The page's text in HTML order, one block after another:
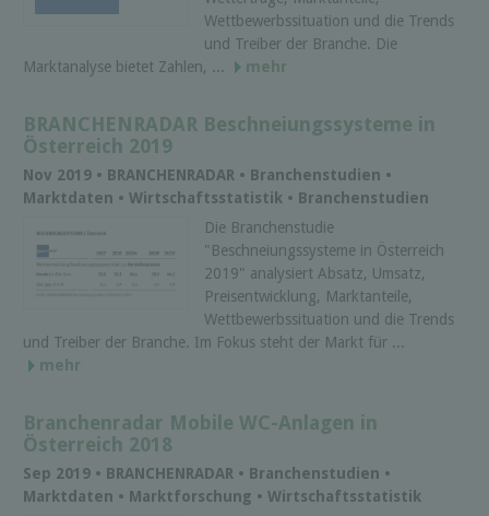
Wettbewerbssituation und die Trends
und Treiber der Branche. Die
Marktanalyse bietet Zahlen, ...
mehr
BRANCHENRADAR Beschneiungssysteme in
Österreich 2019
Nov 2019 • BRANCHENRADAR • Branchenstudien •
Marktdaten • Wirtschaftsstatistik • Branchenstudien
Die Branchenstudie
"Beschneiungssysteme in Österreich
2019" analysiert Absatz, Umsatz,
Preisentwicklung, Marktanteile,
Wettbewerbssituation und die Trends
und Treiber der Branche. Im Fokus steht der Markt für ...
mehr
Branchenradar Mobile WC-Anlagen in
Österreich 2018
Sep 2019 • BRANCHENRADAR • Branchenstudien •
Marktdaten • Marktforschung • Wirtschaftsstatistik